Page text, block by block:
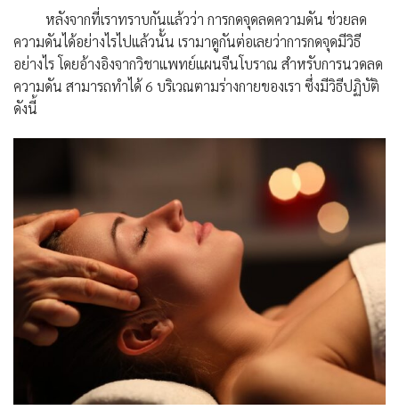
หลังจากที่เราทราบกันแล้วว่า การกดจุดลดความดัน ช่วยลด
ความดันได้อย่างไรไปแล้วนั้น เรามาดูกันต่อเลยว่าการกดจุดมีวิธี
อย่างไร โดยอ้างอิงจากวิชาแพทย์แผนจีนโบราณ สำหรับการนวดลด
ความดัน สามารถทำได้ 6 บริเวณตามร่างกายของเรา ซึ่งมีวิธีปฏิบัติ
ดังนี้